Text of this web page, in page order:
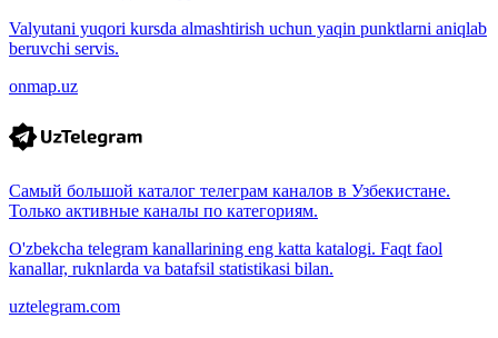
Valyutani yuqori kursda almashtirish uchun yaqin punktlarni aniqlab
beruvchi servis.
onmap.uz
Самый большой каталог телеграм каналов в Узбекистане.
Только активные каналы по категориям.
O'zbekcha telegram kanallarining eng katta katalogi. Faqt faol
kanallar, ruknlarda va batafsil statistikasi bilan.
uztelegram.com